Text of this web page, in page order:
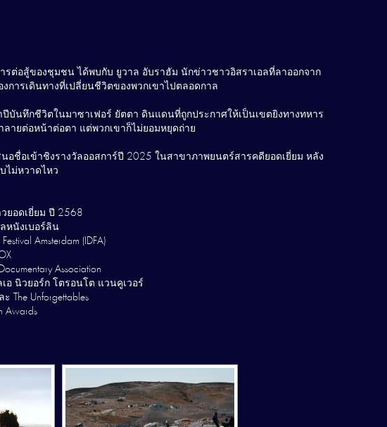
ต่อสู้ของชุมชน ได้พบกับ ยูวาล อับราฮัม นักข่าวชาวอิสราเอลที่ลาออกจาก
ารเดินทางที่เปลี่ยนชีวิตของพวกเขาไปตลอดกาล
บันทึกชีวิตในมาซาเฟอร์ ยัตตา ดินแดนที่ถูกประกาศให้เป็นเขตยิงทางทหาร
ายต่อหน้าต่อตา แต่พวกเขาก็ไม่ยอมหยุดถ่าย
อชื่อเข้าชิงรางวัลออสการ์ปี 2025 ในสาขาภาพยนตร์สารคดียอดเยี่ยม หลัง
ไม่หวาดไหว
ยอดเยี่ยม ปี 2568
หนังเบอร์ลิน
Amsterdam (IDFA)
Association
นิวยอร์ก โตรอนโต แวนคูเวอร์
The Unforgettables
Awards